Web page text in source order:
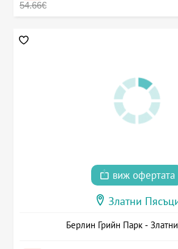
54.66€
виж офертата
Златни
Берлин Грийн Парк -